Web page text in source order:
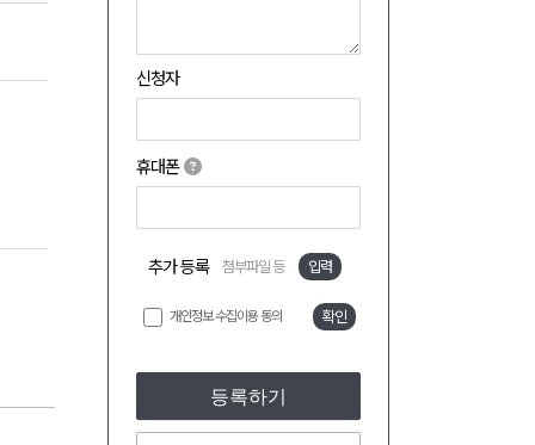
신청자
휴대폰
추가 등록 첨부파일 등 입력
개인정보 수집이용 동의 확인
등록하기